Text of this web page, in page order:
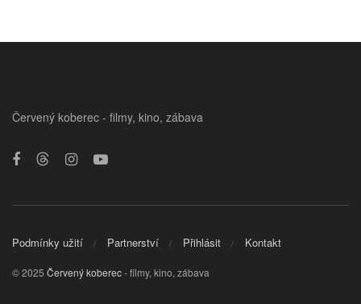
Červený koberec - filmy, kino, zábava
Podmínky užití Partnerství Přihlásit Kontakt
© 2025 Červený koberec- filmy, kino, zábava